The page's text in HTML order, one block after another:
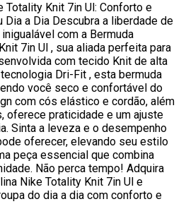
Totality Knit 7in Ul: Conforto e
Dia a Dia Descubra a liberdade de
com a Bermuda
7in Ul , sua aliada perfeita para
com tecido Knit de alta
Dri-Fit , esta bermuda
você seco e confortável do
com cós elástico e cordão, além
oferece praticidade e um ajuste
Sinta a leveza e o desempenho
oferecer, elevando seu estilo
peça essencial que combina
Não perca tempo! Adquira
Nike Totality Knit 7in Ul e
do dia a dia com conforto e